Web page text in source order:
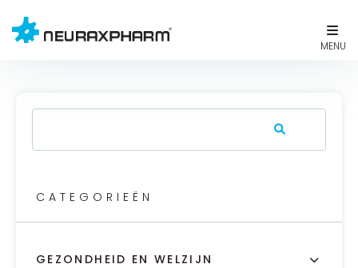
CATEGORIEËN
GEZONDHEID EN WELZIJN